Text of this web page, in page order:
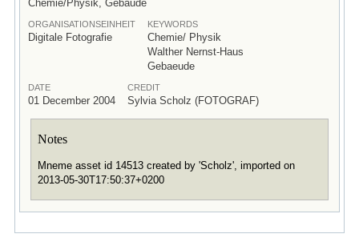
Chemie/Physik, Gebäude
ORGANISATIONSEINHEIT
Digitale Fotografie
KEYWORDS
Chemie/ Physik
Walther Nernst-Haus
Gebaeude
DATE
01 December 2004
CREDIT
Sylvia Scholz (FOTOGRAF)
Notes
Mneme asset id 14513 created by 'Scholz', imported on
2013-05-30T17:50:37+0200